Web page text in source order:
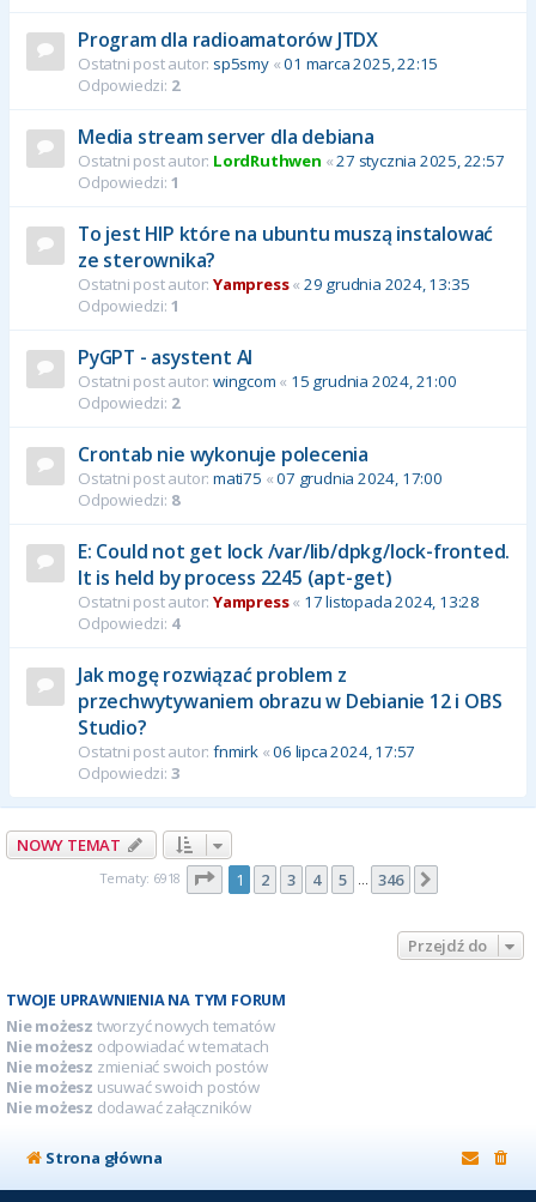
Program dla radioamatorów JTDX
Ostatni post autor: sp5smy«01 marca 2025, 22:15
Odpowiedzi: 2
Media stream server dla debiana
Ostatni post autor: LordRuthwen «27 stycznia 2025, 22:57
Odpowiedzi: 1
To jest HIP które na ubuntu muszą instalować
ze sterownika?
Ostatni post autor: Yampress« 29 grudnia 2024, 13:35
Odpowiedzi: 1
PyGPT - asystent AI
Ostatni post autor: wingcom « 15 grudnia 2024, 21:00
Odpowiedzi: 2
Crontab nie wykonuje polecenia
Ostatni post autor: mati75 «07 grudnia 2024, 17:00
Odpowiedzi: 8
E: Could not get lock /var/lib/dpkg/lock-fronted.
It is held by process 2245 (apt-get)
Ostatni post autor: Yampress« 17 listopada 2024, 13:28
Odpowiedzi: 4
Jak mogę rozwiązać problem z
przechwytywaniem obrazu w Debianie 12 i OBS
Studio?
Ostatni post autor: fnmirk«06 lipca 2024, 17:57
Odpowiedzi: 3
NOWY TEMAT
Tematy: 6918 Strona z346
1 2 3 4 5 … 346
Przejdź do
TWOJE UPRAWNIENIA NA TYM FORUM
Nie możesz tworzyć nowych tematów
Nie możesz odpowiadać w tematach
Nie możesz zmieniać swoich postów
Nie możesz usuwać swoich postów
Nie możesz dodawać załączników
Strona główna